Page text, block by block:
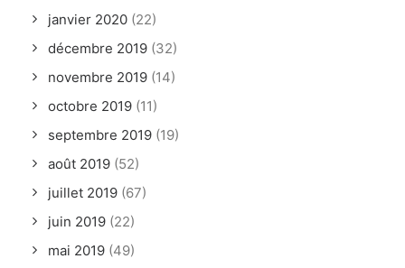
janvier 2020 (22)
décembre 2019 (32)
novembre 2019 (14)
octobre 2019 (11)
septembre 2019 (19)
août 2019 (52)
juillet 2019 (67)
juin 2019 (22)
mai 2019 (49)